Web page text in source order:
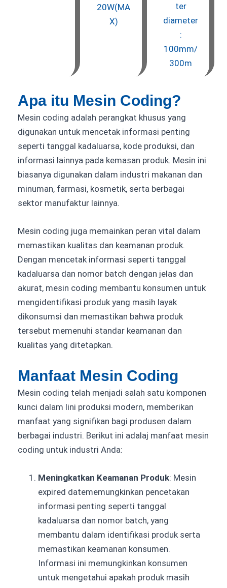
20W(MA
X)
ter
diameter
:
100mm/
300m
Apa itu Mesin Coding?
Mesin coding adalah perangkat khusus yang
digunakan untuk mencetak informasi penting
seperti tanggal kadaluarsa, kode produksi, dan
informasi lainnya pada kemasan produk. Mesin ini
biasanya digunakan dalam industri makanan dan
minuman, farmasi, kosmetik, serta berbagai
sektor manufaktur lainnya.
Mesin coding juga memainkan peran vital dalam
memastikan kualitas dan keamanan produk.
Dengan mencetak informasi seperti tanggal
kadaluarsa dan nomor batch dengan jelas dan
akurat, mesin coding membantu konsumen untuk
mengidentifikasi produk yang masih layak
dikonsumsi dan memastikan bahwa produk
tersebut memenuhi standar keamanan dan
kualitas yang ditetapkan.
Manfaat Mesin Coding
Mesin coding telah menjadi salah satu komponen
kunci dalam lini produksi modern, memberikan
manfaat yang signifikan bagi produsen dalam
berbagai industri. Berikut ini adalaj manfaat mesin
coding untuk industri Anda:
Meningkatkan Keamanan Produk: Mesin
expired datememungkinkan pencetakan
informasi penting seperti tanggal
kadaluarsa dan nomor batch, yang
membantu dalam identifikasi produk serta
memastikan keamanan konsumen.
Informasi ini memungkinkan konsumen
untuk mengetahui apakah produk masih